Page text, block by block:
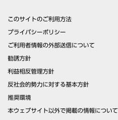
このサイトのご利用方法
プライバシーポリシー
ご利用者情報の外部送信について
勧誘方針
利益相反管理方針
反社会的勢力に対する基本方針
推奨環境
本ウェブサイト以外で掲載の情報について